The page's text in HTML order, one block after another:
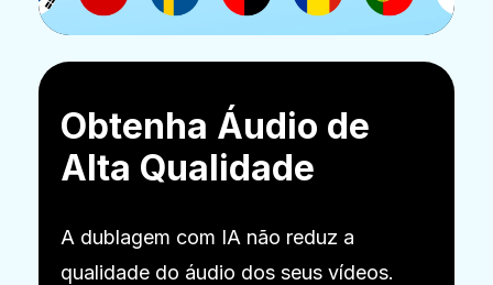
Obtenha Áudio de
Alta Qualidade
A dublagem com IA não reduz a
qualidade do áudio dos seus vídeos.